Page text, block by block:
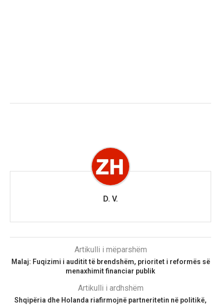
D. V.
Artikulli i mëparshëm
Malaj: Fuqizimi i auditit të brendshëm, prioritet i reformës së
menaxhimit financiar publik
Artikulli i ardhshëm
Shqipëria dhe Holanda riafirmojnë partneritetin në politikë,